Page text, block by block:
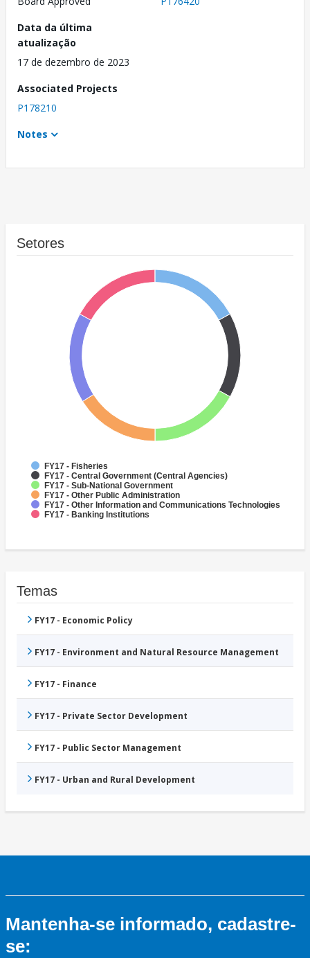
Data da última
atualização
17 de dezembro de 2023
Associated Projects
P178210
Notes
Setores
FY17 - Fisheries
FY17 - Central Government (Central Agencies)
FY17 - Sub-National Government
FY17 - Other Public Administration
FY17 - Other Information and Communications Technologies
FY17 - Banking Institutions
Temas
FY17 - Economic Policy
FY17 - Environment and Natural Resource Management
FY17 - Finance
FY17 - Private Sector Development
FY17 - Public Sector Management
FY17 - Urban and Rural Development
Mantenha-se informado, cadastre-
se: